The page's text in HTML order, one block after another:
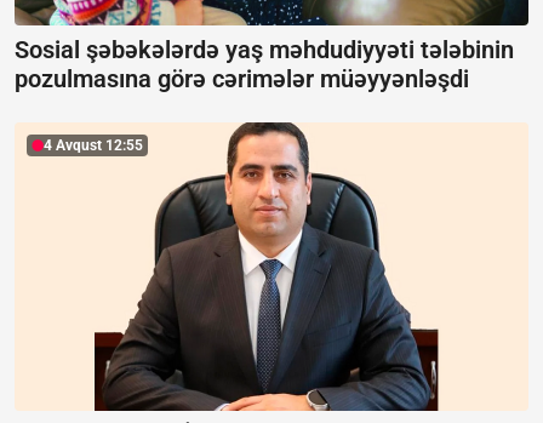
Sosial şəbəkələrdə yaş məhdudiyyəti tələbinin
pozulmasına görə cərimələr müəyyənləşdi
4 Avqust 12:55